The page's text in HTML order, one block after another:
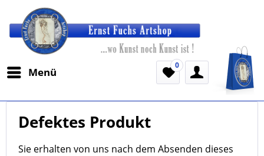
Menü
0
Defektes Produkt
Sie erhalten von uns nach dem Absenden dieses